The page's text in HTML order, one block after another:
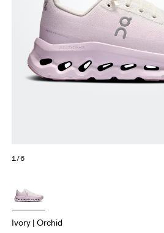
1/6
Ivory | Orchid